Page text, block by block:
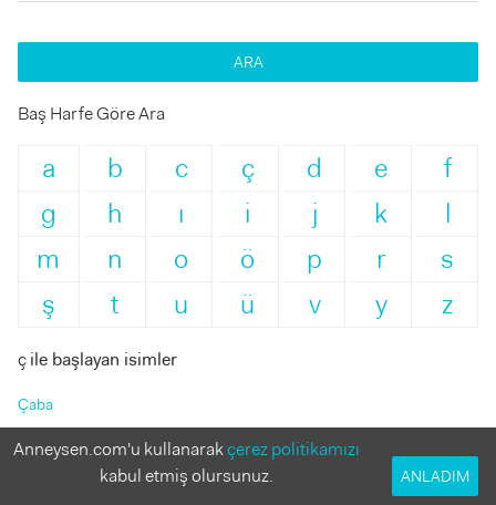
ARA
Baş Harfe Göre Ara
a b c ç d e
f
g
h ı i j k
l
m
n o ö p r
s
ş
t u ü v y z
çile başlayan isimler
Çaba
Cafer
Güzel sanatlara karşı yetenekli duygusal kişiliğini ortaya koyabilen,
Anneysen.com'u kullanarakçerez politikamızı
kabul etmiş olursunuz.
ANLADIM